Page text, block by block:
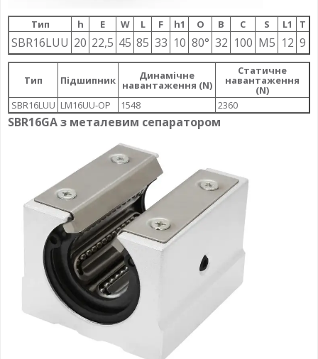
Тип h E W L F h1 О B C S L1 T
SBR16LUU 20 22,5 45 85 33 10 80° 32 100 M5 12 9
Тип Підшипник Динамічне
навантаження (N)
Статичне
навантаження
(N)
SBR16LUU LM16UU-OP 1548 2360
SBR16GA з металевим сепаратором